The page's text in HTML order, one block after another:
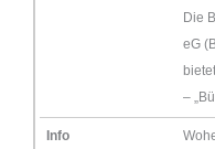
Die
eG
–
Info